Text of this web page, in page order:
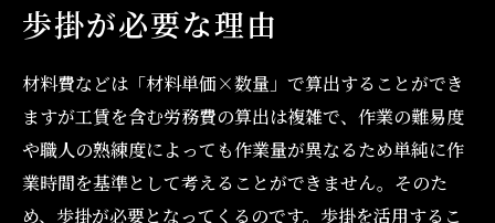
歩掛が必要な理由
材料費などは「材料単価×数量」で算出することができ
ますが工賃を含む労務費の算出は複雑で、作業の難易度
や職人の熟練度によっても作業量が異なるため単純に作
業時間を基準として考えることができません。そのた
め、歩掛が必要となってくるのです。歩掛を活用するこ